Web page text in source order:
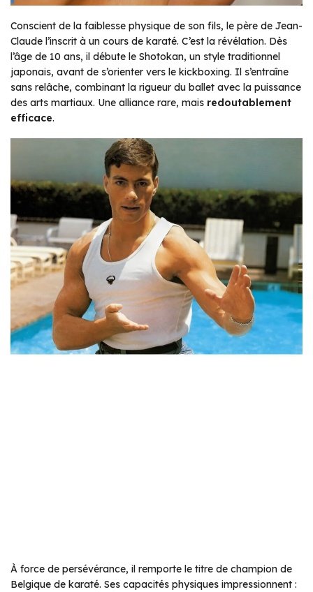
Conscient de la faiblesse physique de son fils, le père de Jean-
Claude l’inscrit à un cours de karaté. C’est la révélation. Dès
l’âge de 10 ans, il débute le Shotokan, un style traditionnel
japonais, avant de s’orienter vers le kickboxing. Il s’entraîne
sans relâche, combinant la rigueur du ballet avec la puissance
des arts martiaux. Une alliance rare, mais redoutablement
efficace.
À force de persévérance, il remporte le titre de champion de
Belgique de karaté. Ses capacités physiques impressionnent :